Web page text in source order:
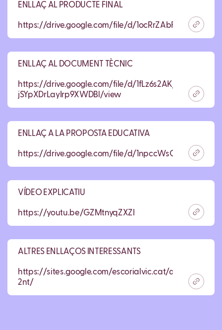
ENLLAÇ AL PRODUCTE FINAL
https://drive.google.com/file/d/
ENLLAÇ AL DOCUMENT TÈCNIC
https://drive.google.com/file/d/1fLz6s2AKj4HR-
jSYpXDrLayIrp9XWDBl/view
ENLLAÇ A LA PROPOSTA EDUCATIVA
https://drive.google.com/file/d/
VÍDEO EXPLICATIU
https://youtu.be/GZMtnyqZXZI
ALTRES ENLLAÇOS INTERESSANTS
https://sites.google.com/escorialvic.cat/aulasteam-
2nt/